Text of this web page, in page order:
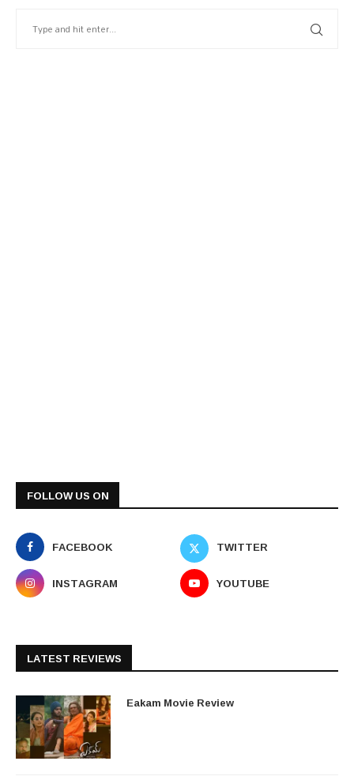
FOLLOW US ON
FACEBOOK
TWITTER
INSTAGRAM
YOUTUBE
LATEST REVIEWS
Eakam Movie Review